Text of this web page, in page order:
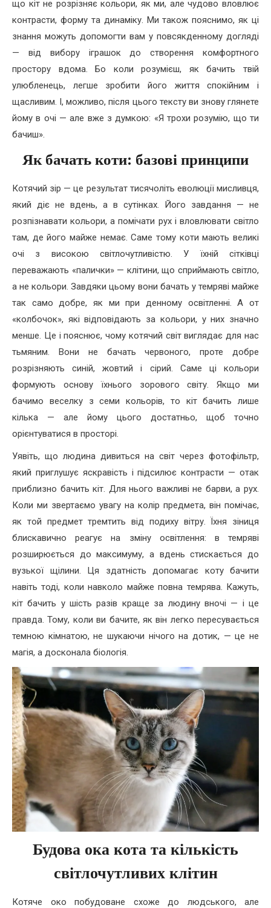
що кіт не розрізняє кольори, як ми, але чудово вловлює
контрасти, форму та динаміку. Ми також пояснимо, як ці
знання можуть допомогти вам у повсякденному догляді
— від вибору іграшок до створення комфортного
простору вдома. Бо коли розумієш, як бачить твій
улюбленець, легше зробити його життя спокійним і
щасливим. І, можливо, після цього тексту ви знову глянете
йому в очі — але вже з думкою: «Я трохи розумію, що ти
бачиш».
Як бачать коти: базові принципи
Котячий зір — це результат тисячоліть еволюції мисливця,
який діє не вдень, а в сутінках. Його завдання — не
розпізнавати кольори, а помічати рух і вловлювати світло
там, де його майже немає. Саме тому коти мають великі
очі з високою світлочутливістю. У їхній сітківці
переважають «палички» — клітини, що сприймають світло,
а не кольори. Завдяки цьому вони бачать у темряві майже
так само добре, як ми при денному освітленні. А от
«колбочок», які відповідають за кольори, у них значно
менше. Це і пояснює, чому котячий світ виглядає для нас
тьмяним. Вони не бачать червоного, проте добре
розрізняють синій, жовтий і сірий. Саме ці кольори
формують основу їхнього зорового світу. Якщо ми
бачимо веселку з семи кольорів, то кіт бачить лише
кілька — але йому цього достатньо, щоб точно
орієнтуватися в просторі.
Уявіть, що людина дивиться на світ через фотофільтр,
який приглушує яскравість і підсилює контрасти — отак
приблизно бачить кіт. Для нього важливі не барви, а рух.
Коли ми звертаємо увагу на колір предмета, він помічає,
як той предмет тремтить від подиху вітру. Їхня зіниця
блискавично реагує на зміну освітлення: в темряві
розширюється до максимуму, а вдень стискається до
вузької щілини. Ця здатність допомагає коту бачити
навіть тоді, коли навколо майже повна темрява. Кажуть,
кіт бачить у шість разів краще за людину вночі — і це
правда. Тому, коли ви бачите, як він легко пересувається
темною кімнатою, не шукаючи нічого на дотик, — це не
магія, а досконала біологія.
Будова ока кота та кількість
світлочутливих клітин
Котяче око побудоване схоже до людського, але